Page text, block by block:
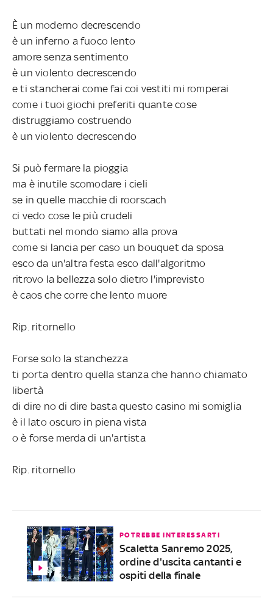
È un moderno decrescendo
è un inferno a fuoco lento
amore senza sentimento
è un violento decrescendo
e ti stancherai come fai coi vestiti mi romperai
come i tuoi giochi preferiti quante cose
distruggiamo costruendo
è un violento decrescendo
Si può fermare la pioggia
ma è inutile scomodare i cieli
se in quelle macchie di roorscach
ci vedo cose le più crudeli
buttati nel mondo siamo alla prova
come si lancia per caso un bouquet da sposa
esco da un'altra festa esco dall'algoritmo
ritrovo la bellezza solo dietro l'imprevisto
è caos che corre che lento muore
Rip. ritornello
Forse solo la stanchezza
ti porta dentro quella stanza che hanno chiamato
libertà
di dire no di dire basta questo casino mi somiglia
è il lato oscuro in piena vista
o è forse merda di un'artista
Rip. ritornello
POTREBBE INTERESSARTI
Scaletta Sanremo 2025,
ordine d'uscita cantanti e
ospiti della finale